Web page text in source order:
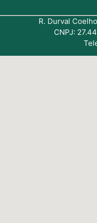
R. Durval
CNPJ: